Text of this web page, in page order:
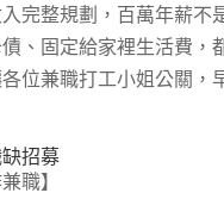
完整規劃，百萬年薪不
、固定給家裡生活費，
位兼職打工小姐公關，
招募
職】